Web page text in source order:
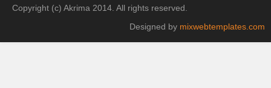
Copyright (c) Akrima 2014. All rights reserved.
Designed by mixwebtemplates.com